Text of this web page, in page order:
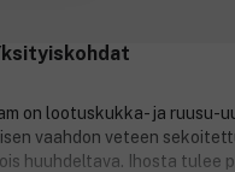
on lootuskukka- ja ruusu-
vaahdon veteen
huuhdeltava. Ihosta tulee